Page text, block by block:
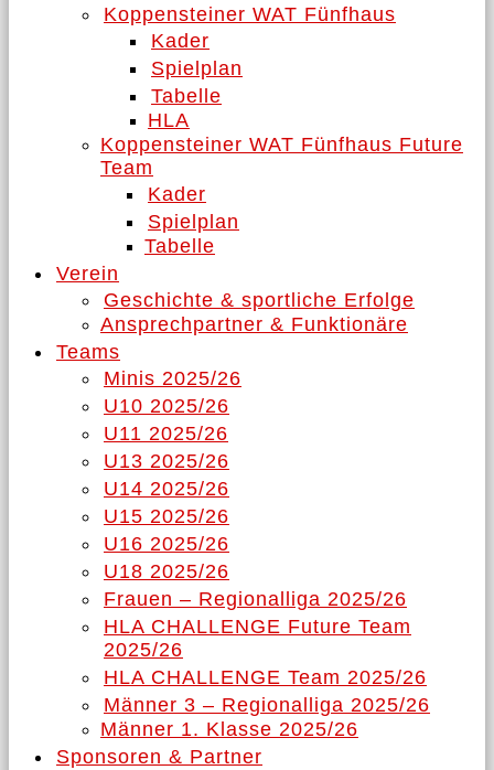
Koppensteiner WAT Fünfhaus
Kader
Spielplan
Tabelle
HLA
Koppensteiner WAT Fünfhaus Future
Team
Kader
Spielplan
Tabelle
Verein
Geschichte & sportliche Erfolge
Ansprechpartner & Funktionäre
Teams
Minis 2025/26
U10 2025/26
U11 2025/26
U13 2025/26
U14 2025/26
U15 2025/26
U16 2025/26
U18 2025/26
Frauen – Regionalliga 2025/26
HLA CHALLENGE Future Team
2025/26
HLA CHALLENGE Team 2025/26
Männer 3 – Regionalliga 2025/26
Männer 1. Klasse 2025/26
Sponsoren & Partner